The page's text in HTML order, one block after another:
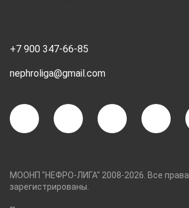
+7 900 347-66-85
nephroliga@gmail.com
МООНП "НЕФРО-ЛИГА" 2008-2026. Все права
зарегистрированы.